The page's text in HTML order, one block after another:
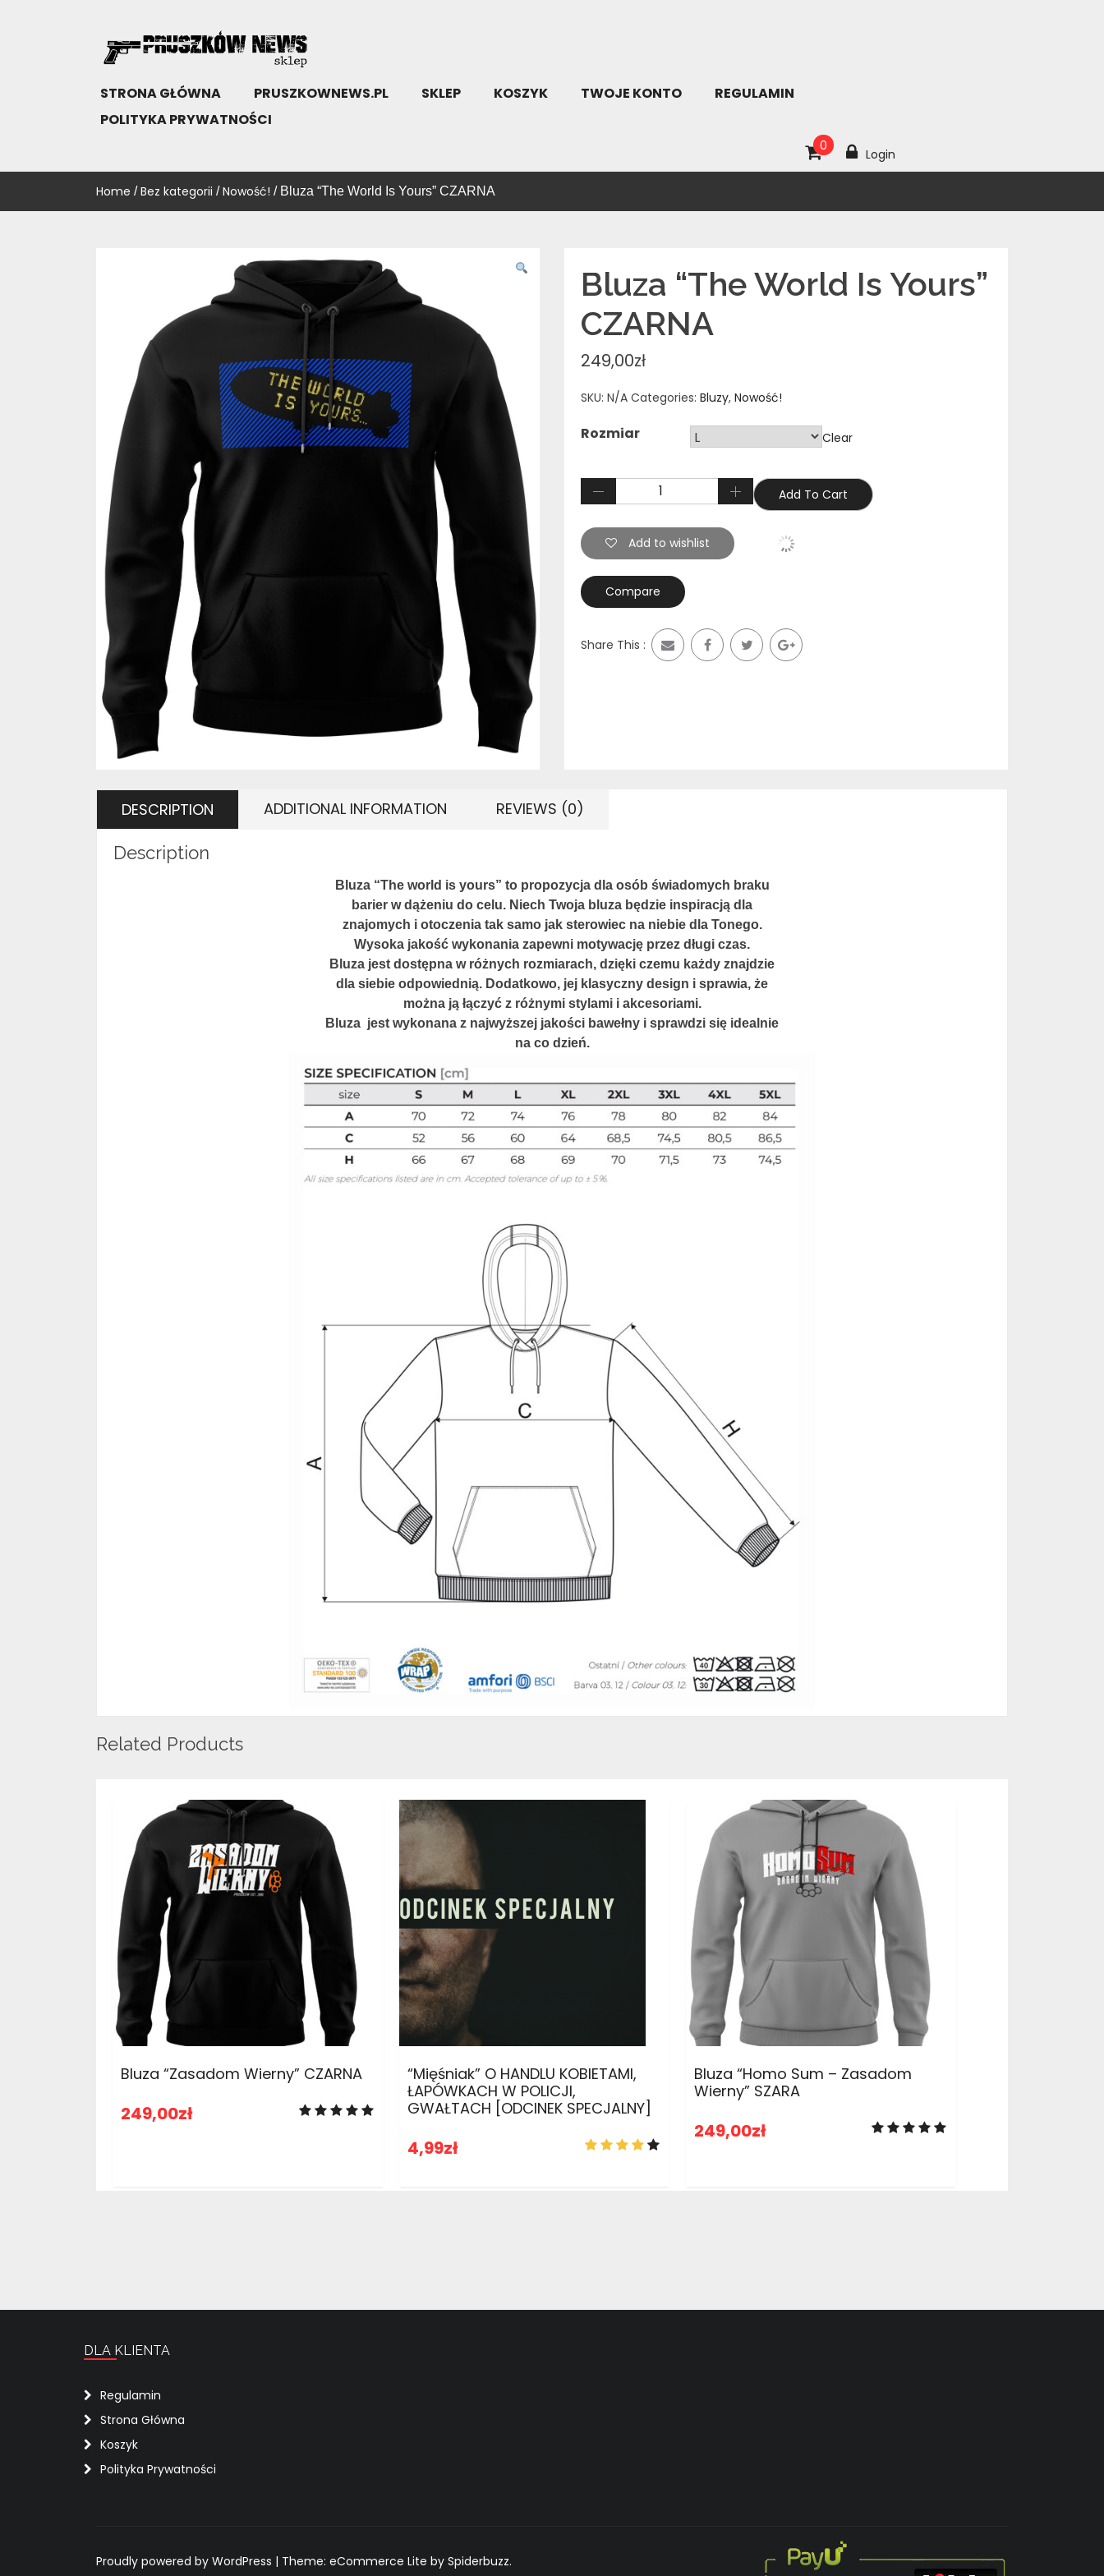
SKLEP PRUSZKÓW NEWS
KUP!
STRONA GŁÓWNA PRUSZKOWNEWS.PL SKLEP KOSZYK TWOJE KONTO
REGULAMIN
POLITYKA PRYWATNOŚCI
0
Login
Home /Bez kategorii /Nowość! / Bluza “The World Is Yours” CZARNA
Bluza “The World Is Yours”
CZARNA
249,00zł
SKU: N/A Categories: Bluzy, Nowość!
Rozmiar Clear
Add To Cart
Add to wishlist
Compare
Share This :
DESCRIPTION ADDITIONAL INFORMATION REVIEWS (0)
Description
Bluza “The world is yours” to propozycja dla osób świadomych braku
barier w dążeniu do celu. Niech Twoja bluza będzie inspiracją dla
znajomych i otoczenia tak samo jak sterowiec na niebie dla Tonego.
Wysoka jakość wykonania zapewni motywację przez długi czas.
Bluza jest dostępna w różnych rozmiarach, dzięki czemu każdy znajdzie
dla siebie odpowiednią. Dodatkowo, jej klasyczny design i sprawia, że
można ją łączyć z różnymi stylami i akcesoriami.
Bluza jest wykonana z najwyższej jakości bawełny i sprawdzi się idealnie
na co dzień.
Related Products
Bluza “Zasadom Wierny” CZARNA
249,00zł
“Mięśniak” O HANDLU KOBIETAMI,
ŁAPÓWKACH W POLICJI,
GWAŁTACH [ODCINEK SPECJALNY]
4,99zł
ADD TO CART
Bluza “Homo Sum – Zasadom
Wierny” SZARA
249,00zł
DLA KLIENTA
Regulamin
Strona Główna
Koszyk
Polityka Prywatności
Proudly powered by WordPress | Theme: eCommerce Lite by Spiderbuzz.